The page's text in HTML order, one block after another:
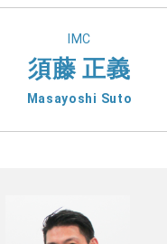
IMC
須藤 正義
Masayoshi Suto